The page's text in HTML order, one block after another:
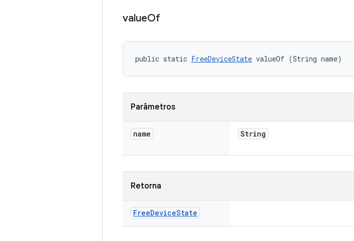
valueOf
public static FreeDeviceState valueOf (String name)
Parâmetros
name String
Retorna
FreeDeviceState